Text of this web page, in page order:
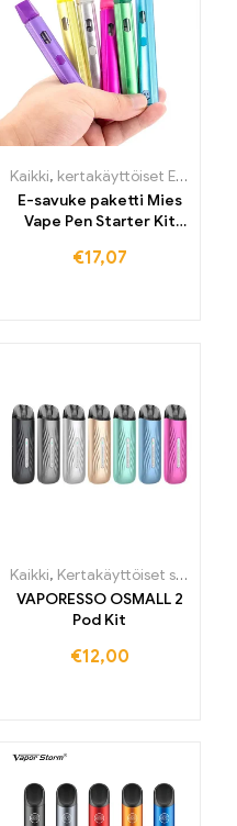
Kertakäyttöiset sähkötupakat
Kaikki, kertakäyttöiset E-savut Suomi
E-savuke paketti Mies
Vape Pen Starter Kit
€17,07
,Kertakäyttöiset
Kaikki, Kertakäyttöiset sähkötupakat Irlanti
VAPORESSO OSMALL 2
Pod Kit
€12,00